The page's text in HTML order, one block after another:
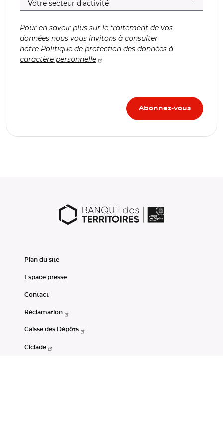
Pour en savoir plus sur le traitement de vos
données nous vous invitons à consulter
notre Politique de protection des données à
caractère personnelle
Plan du site
Espace presse
Contact
Réclamation
Caisse des Dépôts
Ciclade